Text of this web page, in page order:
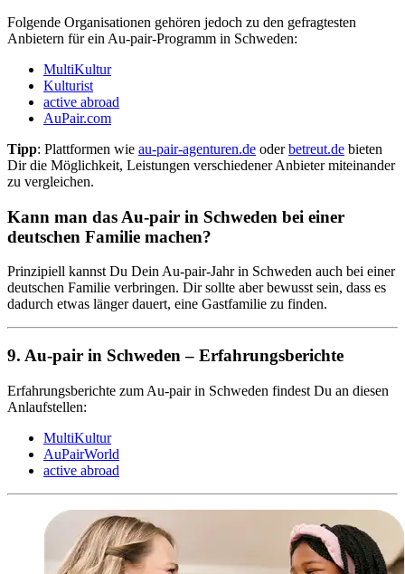
Folgende Organisationen gehören jedoch zu den gefragtesten
Anbietern für ein Au-pair-Programm in Schweden:
MultiKultur
Kulturist
active abroad
AuPair.com
Tipp: Plattformen wie au-pair-agenturen.de oderbetreut.de bieten
Dir die Möglichkeit, Leistungen verschiedener Anbieter miteinander
zu vergleichen.
Kann man das Au-pair in Schweden bei einer
deutschen Familie machen?
Prinzipiell kannst Du Dein Au-pair-Jahr in Schweden auch bei einer
deutschen Familie verbringen. Dir sollte aber bewusst sein, dass es
dadurch etwas länger dauert, eine Gastfamilie zu finden.
9. Au-pair in Schweden – Erfahrungsberichte
Erfahrungsberichte zum Au-pair in Schweden findest Du an diesen
Anlaufstellen:
MultiKultur
AuPairWorld
active abroad